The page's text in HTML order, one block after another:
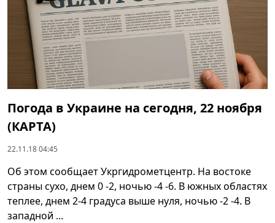
Погода в Украине на сегодня, 22 ноября
(КАРТА)
22.11.18 04:45
Об этом сообщает Укргидрометцентр. На востоке
страны сухо, днем 0 -2, ночью -4 -6. В южных областях
теплее, днем 2-4 градуса выше нуля, ночью -2 -4. В
западной ...